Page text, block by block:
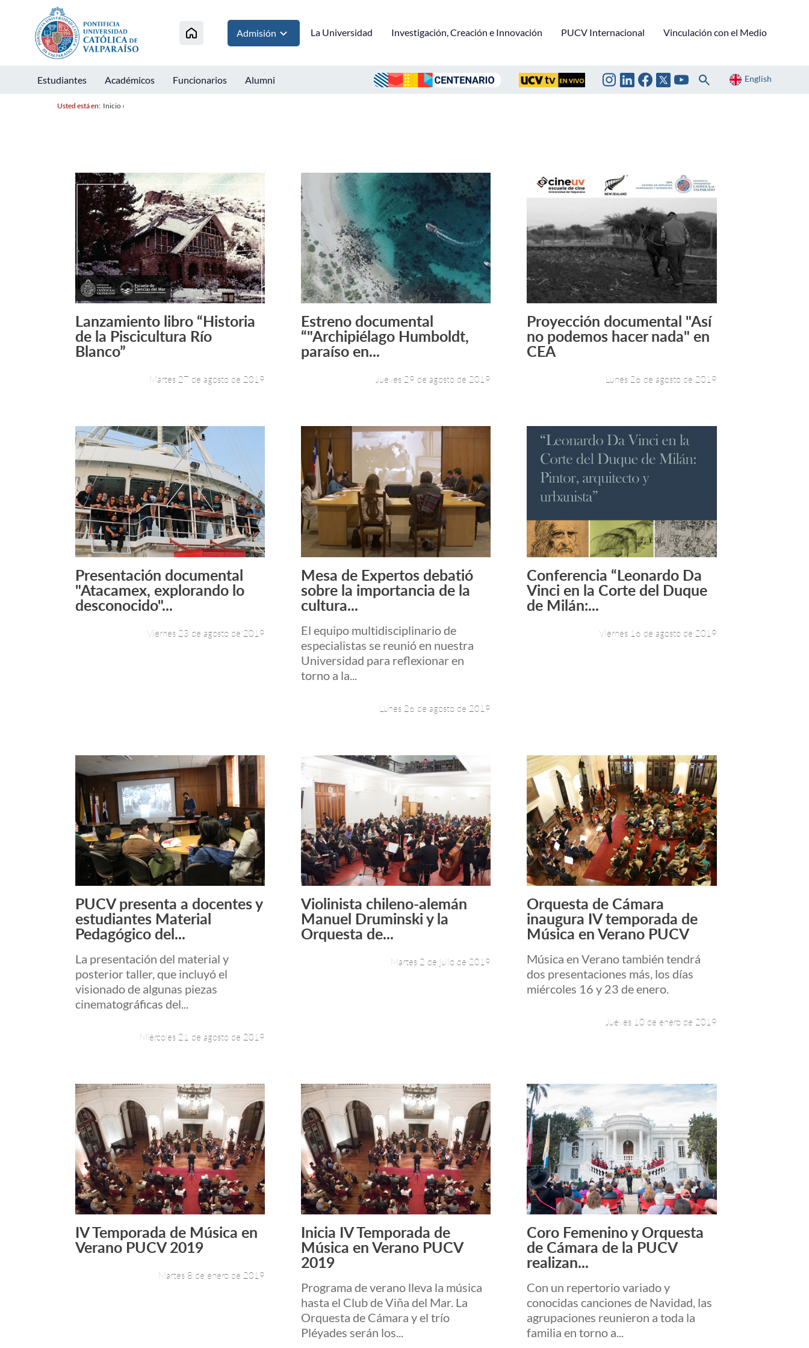
Admisión La Universidad Investigación, Creación e Innovación PUCV Internacional Vinculación con el Medio
Estudiantes Académicos Funcionarios Alumni English
Usted está en: Inicio›
Leer más +
Lanzamiento libro “Historia
de la Piscicultura Río
Blanco”
Martes 27 de agosto de 2019
Leer más +
Estreno documental
“"Archipiélago Humboldt,
paraíso en...
Jueves 29 de agosto de 2019
Leer más +
Proyección documental "Así
no podemos hacer nada" en
CEA
Lunes 26 de agosto de 2019
Leer más +
Presentación documental
"Atacamex, explorando lo
desconocido"...
Viernes 23 de agosto de 2019
Leer más +
Mesa de Expertos debatió
sobre la importancia de la
cultura...
El equipo multidisciplinario de
especialistas se reunió en nuestra
Universidad para reflexionar en
torno a la...
Lunes 26 de agosto de 2019
Leer más +
Conferencia “Leonardo Da
Vinci en la Corte del Duque
de Milán:...
Viernes 16 de agosto de 2019
Leer más +
PUCV presenta a docentes y
estudiantes Material
Pedagógico del...
La presentación del material y
posterior taller, que incluyó el
visionado de algunas piezas
cinematográficas del...
Miércoles 21 de agosto de 2019
Leer más +
Violinista chileno-alemán
Manuel Druminski y la
Orquesta de...
Martes 2 de julio de 2019
Leer más +
Orquesta de Cámara
inaugura IV temporada de
Música en Verano PUCV
Música en Verano también tendrá
dos presentaciones más, los días
miércoles 16 y 23 de enero.
Jueves 10 de enero de 2019
Leer más +
IV Temporada de Música en
Verano PUCV 2019
Martes 8 de enero de 2019
Leer más +
Inicia IV Temporada de
Música en Verano PUCV
2019
Programa de verano lleva la música
hasta el Club de Viña del Mar. La
Orquesta de Cámara y el trío
Pléyades serán los...
Leer más +
Coro Femenino y Orquesta
de Cámara de la PUCV
realizan...
Con un repertorio variado y
conocidas canciones de Navidad, las
agrupaciones reunieron a toda la
familia en torno a...